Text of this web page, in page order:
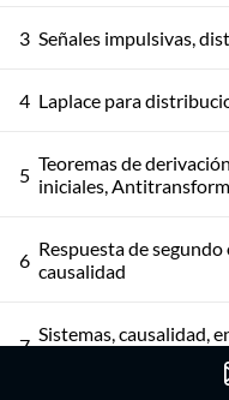
3 Señales impulsivas,
4 Laplace para
5 Teoremas de
iniciales,
6 Respuesta de
causalidad
7 Sistemas, causalidad,